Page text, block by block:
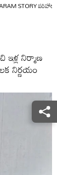
STORY
ఇళ్ల నిర్మాణ
నిర్ణయం